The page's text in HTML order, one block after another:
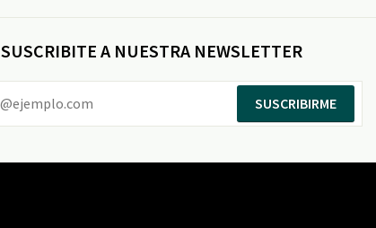
SUSCRIBITE A NUESTRA NEWSLETTER
SUSCRIBIRME